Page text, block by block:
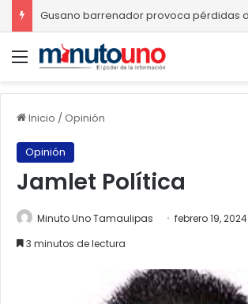
Menú
Inicio /Opinión
Opinión
Jamlet Política
Minuto Uno Tamaulipas febrero 19, 2024
3 minutos de lectura